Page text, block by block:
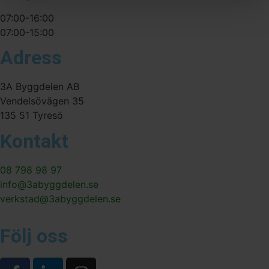
07:00-16:00
07:00-15:00
Adress
3A Byggdelen AB
Vendelsövägen 35
135 51 Tyresö
Kontakt
08 798 98 97
info@3abyggdelen.se
verkstad@3abyggdelen.se
Följ oss